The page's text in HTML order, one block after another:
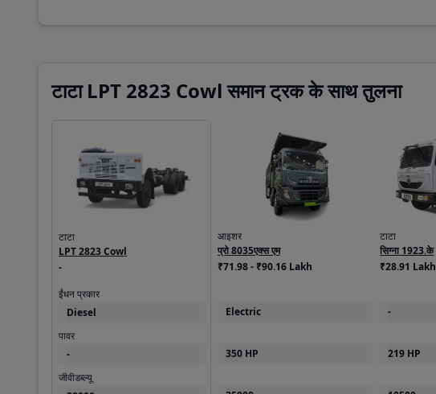
इंजन और ट्रांसमिशन
395mm diameter organic clutch
इंजन टाइप
Cummins 6.7L OBD-II
मैक्स टोर्क
डिमेंशन्स ऐंड कैपैसिटी
365
जीवीडब्ल्यू
28000
टाटा LPT 2823 Cowl समान ट्रक के साथ तुलना
टाटा
LPT 2823 Cowl
-
ईंधन प्रकार
Diesel
पावर
-
जीवीडब्ल्यू
आइशर
प्रो 8035एक्स एम
₹71.98 - ₹90.16 Lakh
Electric
350 HP
टाटा
सिग्ना 1923.के
₹28.91 Lakh
-
219 HP